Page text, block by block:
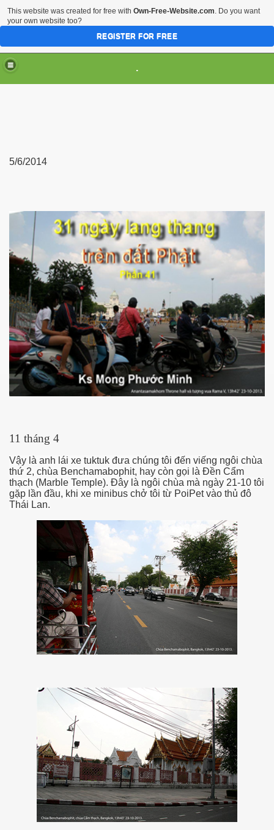
.
5/6/2014
11 tháng 4
Vậy là anh lái xe tuktuk đưa chúng tôi đến viếng ngôi chùa
thứ 2, chùa Benchamabophit, hay còn gọi là Đền Cẩm
thạch (Marble Temple). Đây là ngôi chùa mà ngày 21-10 tôi
gặp lần đầu, khi xe minibus chở tôi từ PoiPet vào thủ đô
Thái Lan.
This website was created for free with Own-Free-Website.com. Do you want
your own website too?
REGISTER FOR FREE